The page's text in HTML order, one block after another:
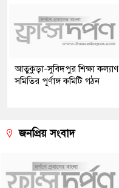
আতুকুড়া-সুবিদপুর শিক্ষা কল্যাণ
সমিতির পূর্ণাঙ্গ কমিটি গঠন
জনপ্রিয় সংবাদ